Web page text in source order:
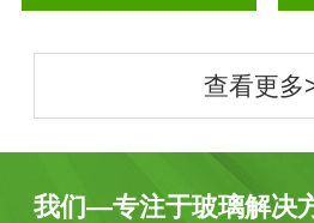
查看更多
我们—专注于玻璃解决